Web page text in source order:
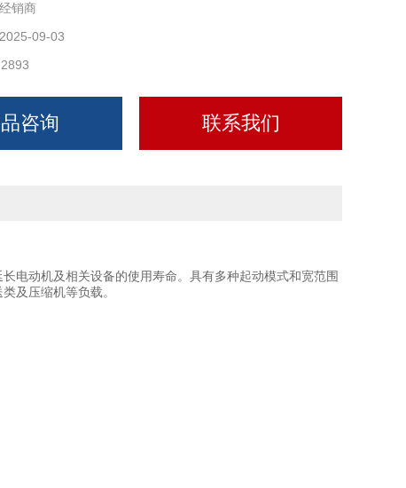
经销商
2025-09-03
2893
咨询 联系我们
动机及相关设备的使用寿命。具有多种起动模式和宽范围
及压缩机等负载。